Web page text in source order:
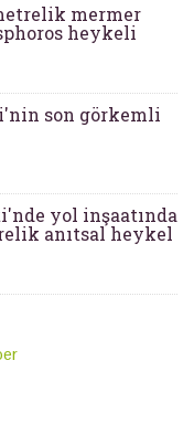
mermer
heykeli
son görkemli
yol inşaatında
anıtsal heykel